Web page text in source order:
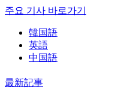
주요 기사 바로가기
韓国語
英語
中国語
最新記事